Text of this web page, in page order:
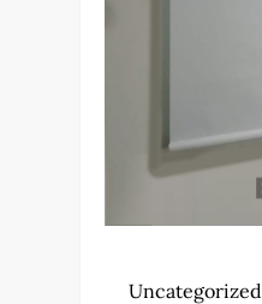
Uncategorized